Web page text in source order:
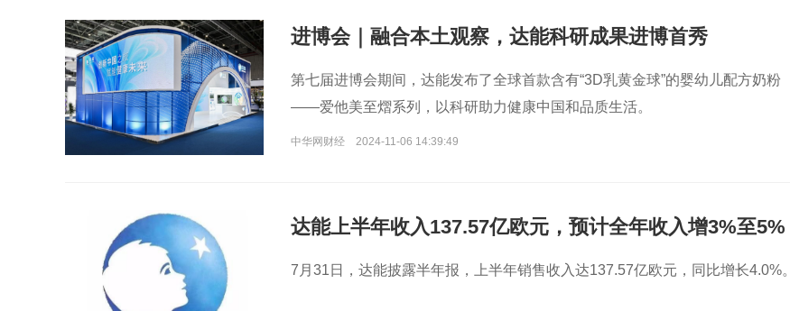
进博会｜融合本土观察，达能科研成果进博首秀
第七届进博会期间，达能发布了全球首款含有“3D乳黄金球”的婴幼儿配方奶粉
——爱他美至熠系列，以科研助力健康中国和品质生活。
中华网财经 2024-11-06 14:39:49
达能上半年收入137.57亿欧元，预计全年收入增3%至5%
7月31日，达能披露半年报，上半年销售收入达137.57亿欧元，同比增长4.0%。